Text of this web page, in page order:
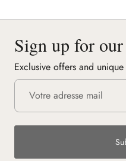
Sign up for
Exclusive offers and